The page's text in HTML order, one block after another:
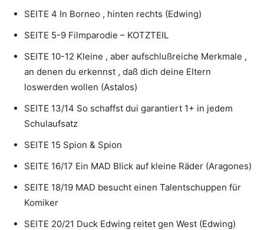
SEITE 4 In Borneo , hinten rechts (Edwing)
SEITE 5-9 Filmparodie – KOTZTEIL
SEITE 10-12 Kleine , aber aufschlußreiche Merkmale ,
an denen du erkennst , daß dich deine Eltern
loswerden wollen (Astalos)
SEITE 13/14 So schaffst dui garantiert 1+ in jedem
Schulaufsatz
SEITE 15 Spion & Spion
SEITE 16/17 Ein MAD Blick auf kleine Räder (Aragones)
SEITE 18/19 MAD besucht einen Talentschuppen für
Komiker
SEITE 20/21 Duck Edwing reitet gen West (Edwing)